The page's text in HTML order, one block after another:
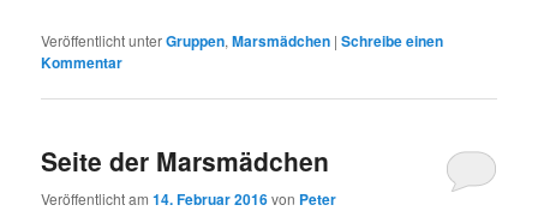
Veröffentlicht unterGruppen,Marsmädchen |Schreibe einen
Kommentar
Seite der Marsmädchen
Veröffentlicht am14. Februar 2016von Peter